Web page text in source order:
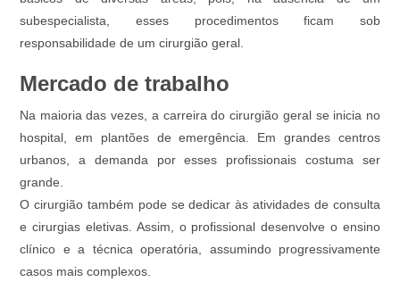
subespecialista, esses procedimentos ficam sob
responsabilidade de um cirurgião geral.
Mercado de trabalho
Na maioria das vezes, a carreira do cirurgião geral se inicia no
hospital, em plantões de emergência. Em grandes centros
urbanos, a demanda por esses profissionais costuma ser
grande.
O cirurgião também pode se dedicar às atividades de consulta
e cirurgias eletivas. Assim, o profissional desenvolve o ensino
clínico e a técnica operatória, assumindo progressivamente
casos mais complexos.